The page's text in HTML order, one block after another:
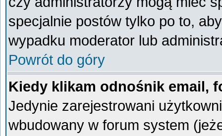
specjalnie postów tylko po to,
wypadku moderator lub
Powrót do góry
Kiedy klikam odnośnik email,
Jedynie zarejestrowani
wbudowany w forum system